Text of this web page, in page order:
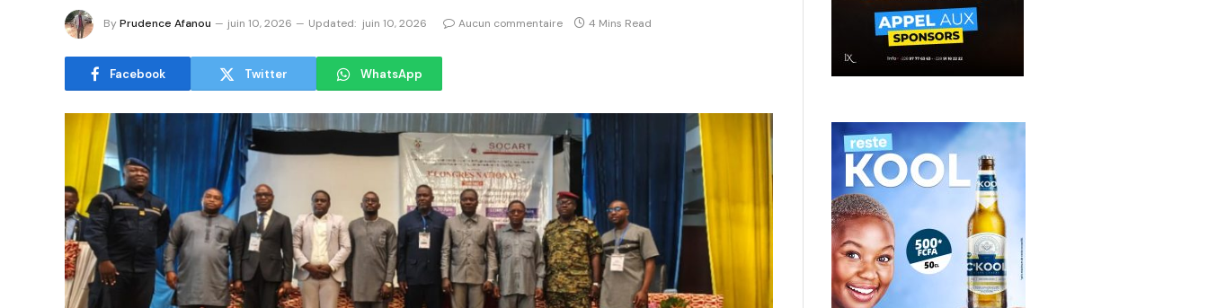
ByPrudence Afanou juin 10, 2026 Updated: juin 10, 2026 Aucun commentaire 4 Mins Read
Facebook Twitter WhatsApp